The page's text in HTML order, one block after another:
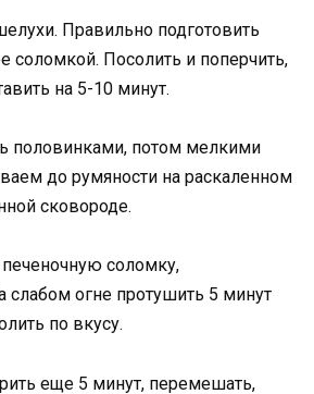
Правильно подготовить
соломкой. Посолить и поперчить,
на 5-10 минут.
половинками, потом мелкими
до румяности на раскаленном
сковороде.
соломку,
огне протушить 5 минут
по вкусу.
еще 5 минут, перемешать,